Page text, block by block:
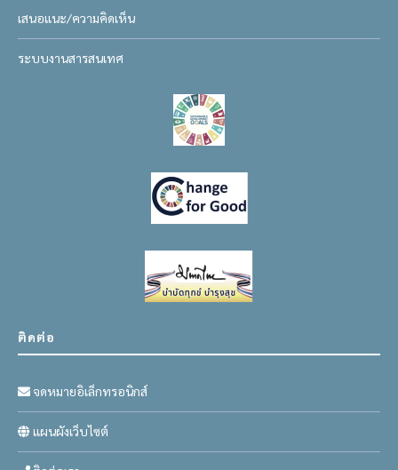
เสนอแนะ/ความคิดเห็น
ระบบงานสารสนเทศ
ติดต่อ
จดหมายอิเล็กทรอนิกส์
แผนผังเว็บไซต์